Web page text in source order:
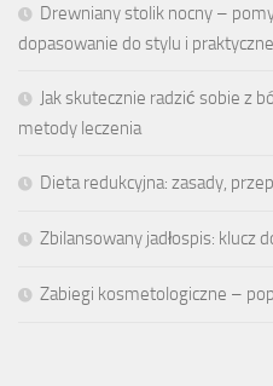
Drewniany stolik nocny –
dopasowanie do stylu i
Jak skutecznie radzić sobie z
metody leczenia
Dieta redukcyjna: zasady,
Zbilansowany jadłospis: klucz
Zabiegi kosmetologiczne –